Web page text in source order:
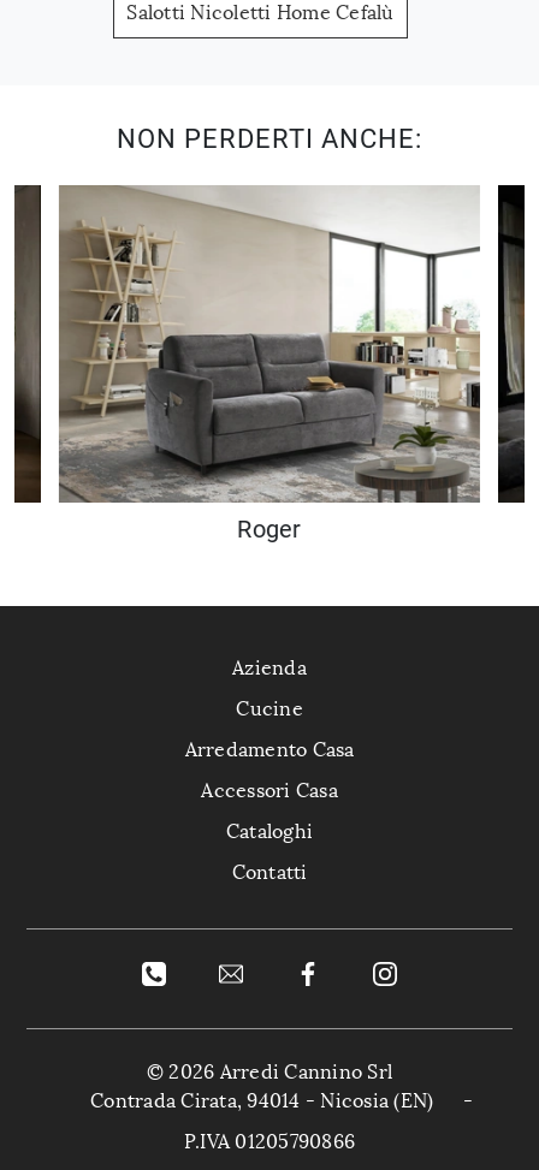
Salotti Nicoletti Home Cefalù
NON PERDERTI ANCHE:
Roger
Azienda
Cucine
Arredamento Casa
Accessori Casa
Cataloghi
Contatti
© 2026 Arredi Cannino Srl
Contrada Cirata, 94014 - Nicosia (EN)
-
P.IVA 01205790866